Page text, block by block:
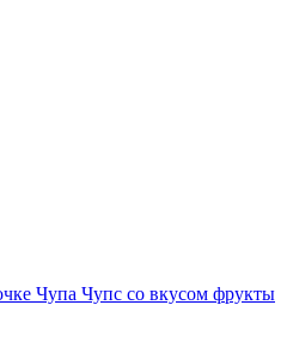
Чупа Чупс со вкусом фрукты